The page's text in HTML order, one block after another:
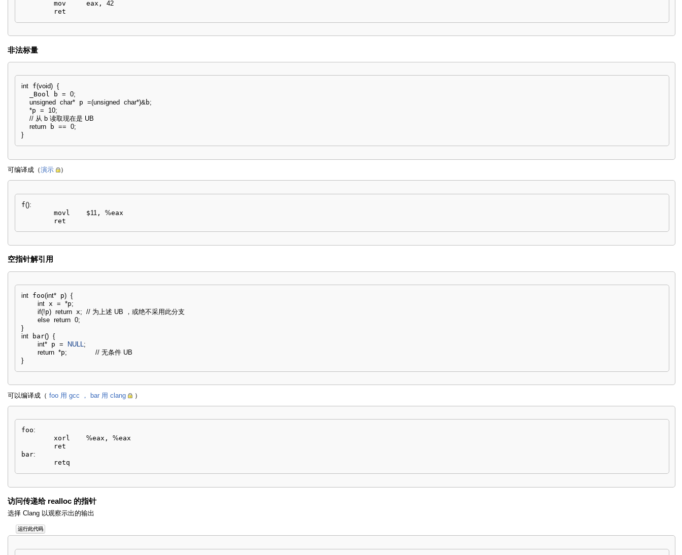
        mov     eax,
42
        ret
非法标量
int f(void) {
  _Bool b
= 0;
unsigned
char* p =(unsigned char*)&b;
*p = 10;
// 从 b 读取现在是 UB
return b == 0;
}
可编译成（演示 ）
f():
        movl    $
11 , %eax
        ret
空指针解引用
int foo(int* p) {
int x = *p;
if(!p) return x;
// 为上述 UB ，或绝不采用此分支
else return 0;
}
int bar() {
int* p = NULL ;
return *p;
// 无条件 UB
}
可以编译成（ foo 用 gcc ， bar 用 clang ）
foo:
        xorl
%eax, %eax
        ret
bar:
        retq
访问传递给 realloc 的指针
选择 Clang 以观察示出的输出
运行此代码